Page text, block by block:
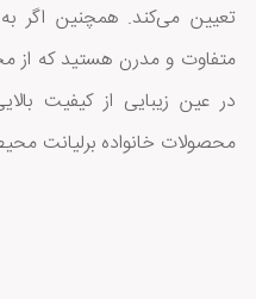
تعیین می‌کند. همچنین اگر
متفاوت و مدرن هستید که از
در عین زیبایی از کیفیت
محصولات خانواده برلیانت